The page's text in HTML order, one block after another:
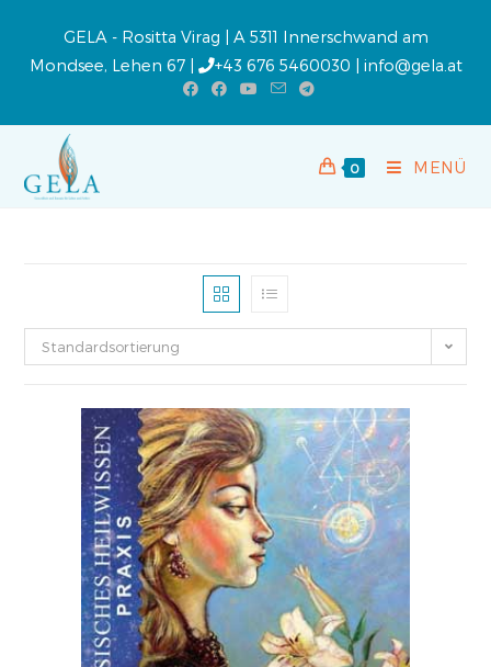
GELA - Rositta Virag | A 5311 Innerschwand am
Mondsee, Lehen 67 |
+43 676 5460030 | info@gela.at
0 MENÜ
Standardsortierung